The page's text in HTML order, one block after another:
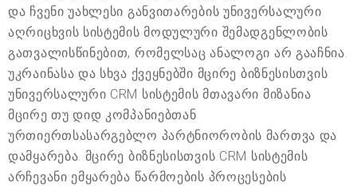
და ჩვენი უახლესი განვითარების უნივერსალური
აღრიცხვის სისტემის მოდულური შემადგენლობის
გათვალისწინებით, რომელსაც ანალოგი არ გააჩნია.
უკრაინასა და სხვა ქვეყნებში მცირე ბიზნესისთვის
უნივერსალური CRM სისტემის მთავარი მიზანია
მცირე თუ დიდ კომპანიებთან
ურთიერთსასარგებლო პარტნიორობის მართვა და
დამყარება. მცირე ბიზნესისთვის CRM სისტემის
არჩევანი ემყარება წარმოების პროცესების